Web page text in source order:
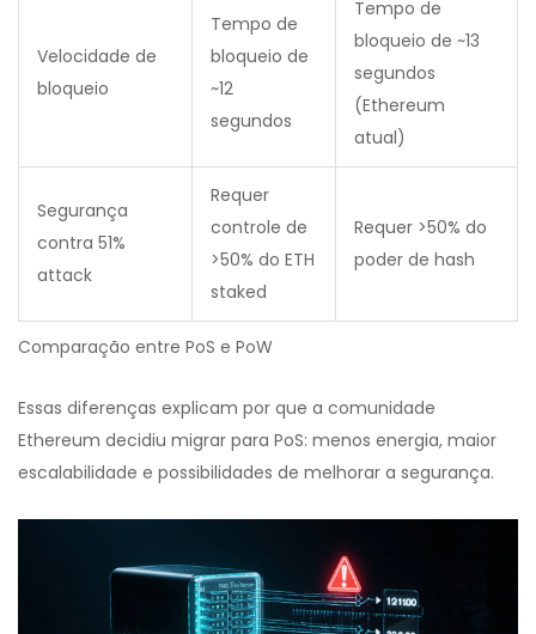
Comparação entre PoS e PoW
Velocidade de
bloqueio
Tempo de
bloqueio de
~12
segundos
Tempo de
bloqueio de ~13
segundos
(Ethereum
atual)
Segurança
contra 51%
attack
Requer
controle de
>50% do ETH
staked
Requer >50% do
poder de hash
Essas diferenças explicam por que a comunidade
Ethereum decidiu migrar para PoS: menos energia, maior
escalabilidade e possibilidades de melhorar a segurança.